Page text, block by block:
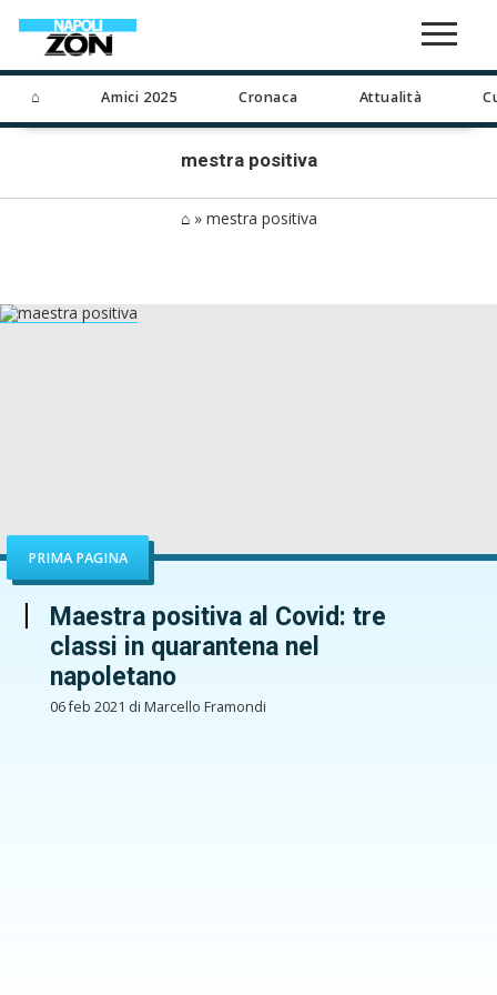
⌂ Amici 2025 Cronaca Attualità
mestra positiva
⌂» mestra positiva
PRIMA PAGINA
Maestra positiva al Covid: tre
classi in quarantena nel
napoletano
06 feb 2021 di Marcello Framondi